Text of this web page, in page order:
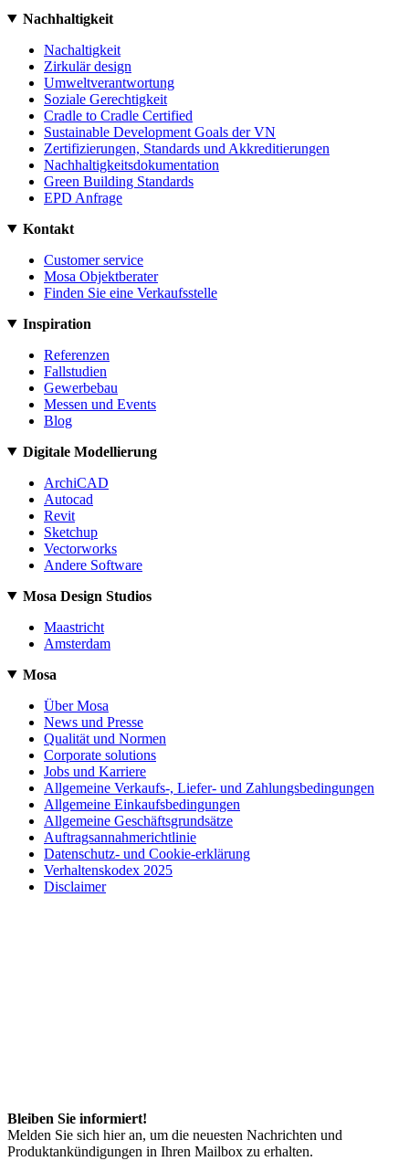
Nachhaltigkeit
Nachaltigkeit
Zirkulär design
Umweltverantwortung
Soziale Gerechtigkeit
Cradle to Cradle Certified
Sustainable Development Goals der VN
Zertifizierungen, Standards und Akkreditierungen
Nachhaltigkeitsdokumentation
Green Building Standards
EPD Anfrage
Kontakt
Customer service
Mosa Objektberater
Finden Sie eine Verkaufsstelle
Inspiration
Referenzen
Fallstudien
Gewerbebau
Messen und Events
Blog
Digitale Modellierung
ArchiCAD
Autocad
Revit
Sketchup
Vectorworks
Andere Software
Mosa Design Studios
Maastricht
Amsterdam
Mosa
Über Mosa
News und Presse
Qualität und Normen
Corporate solutions
Jobs und Karriere
Allgemeine Verkaufs-, Liefer- und Zahlungsbedingungen
Allgemeine Einkaufsbedingungen
Allgemeine Geschäftsgrundsätze
Auftragsannahmerichtlinie
Datenschutz- und Cookie-erklärung
Verhaltenskodex 2025
Disclaimer
Bleiben Sie informiert!
Melden Sie sich hier an, um die neuesten Nachrichten und
Produktankündigungen in Ihren Mailbox zu erhalten.